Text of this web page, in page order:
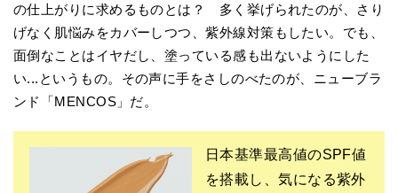
の仕上がりに求めるものとは？ 多く挙げられたのが、さり
げなく肌悩みをカバーしつつ、紫外線対策もしたい。でも、
面倒なことはイヤだし、塗っている感も出ないようにした
い...というもの。その声に手をさしのべたのが、ニューブラ
ンド「MENCOS」だ。
日本基準最高値のSPF値
を搭載し、気になる紫外